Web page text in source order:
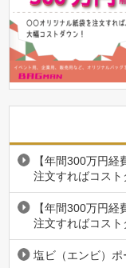
【年間300万円
注文すればコスト
【年間300万円
注文すればコスト
塩ビ（エンビ）